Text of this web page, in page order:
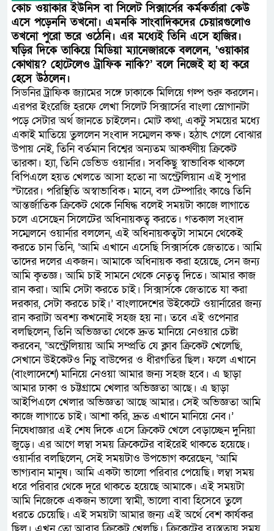
ফ্যাসিবাদবিরোধী আন্দোলনে
নিরপেক্ষ ও বিশ্বাসযোগ্য : প্রধানমন্ত্রী
বাগেরহাট মেডিকেল ফাউন্ডেশনের
কোচ ওয়াকার ইউনিস বা সিলেট সিক্সার্সের কর্মকর্তারা কেউ
এসে পড়েননি তখনো। এমনকি সাংবাদিকদের চেয়ারগুলোও
তখনো পুরো ভরে ওঠেনি। এর মধ্যেই তিনি এসে হাজির।
ঘড়ির দিকে তাকিয়ে মিডিয়া ম্যানেজারকে বললেন, ‘ওয়াকার
কোথায়? হোটেলেও ট্রাফিক নাকি?’ বলে নিজেই হা হা করে
হেসে উঠলেন।
সিডনির ট্রাফিক জ্যামের সঙ্গে ঢাকাকে মিলিয়ে গল্প শুরু করলেন।
এরপর ইংরেজি হরফে লেখা সিলেট সিক্সার্সের বাংলা স্লোগানটা
পড়ে সেটার অর্থ জানতে চাইলেন। মোট কথা, একটু সময়ের মধ্যে
একাই মাতিয়ে তুললেন সংবাদ সম্মেলন কক্ষ। হঠাৎ গেলে বোঝার
উপায় নেই, তিনি বর্তমান বিশ্বের অন্যতম আকর্ষণীয় ক্রিকেট
তারকা। হ্যা, তিনি ডেভিড ওয়ার্নার। সবকিছু স্বাভাবিক থাকলে
বিপিএলে হয়ত খেলতে আসা হতো না অস্ট্রেলিয়ান এই সুপার
স্টারের। পরিস্থিতি অস্বাভাবিক। মানে, বল টেম্পারিং কাণ্ডে তিনি
আন্তর্জাতিক ক্রিকেট থেকে নিষিদ্ধ বলেই সময়টা কাজে লাগাতে
চলে এসেছেন সিলেটের অধিনায়কত্ব করতে। গতকাল সংবাদ
সম্মেলনে ওয়ার্নার বললেন, এই অধিনায়কত্বটা সামনে থেকেই
করতে চান তিনি, ‘আমি এখানে এসেছি সিক্সার্সকে জেতাতে। আমি
তাদের দলের একজন। আমাকে অধিনায়ক করা হয়েছে, সেন জন্য
আমি কৃতজ্ঞ। আমি চাই সামনে থেকে নেতৃত্ব দিতে। আমার কাজ
রান করা। আমি সেটা করতে চাই। সিক্সার্সকে জেতাতে যা করা
দরকার, সেটা করতে চাই।’ বাংলাদেশের উইকেটে ওয়ার্নারের জন্য
রান করাটা অবশ্য কখনোই সহজ হয় না। তবে এই ওপেনার
বলছিলেন, তিনি অভিজ্ঞতা থেকে দ্রুত মানিয়ে নেওয়ার চেষ্টা
করবেন, ‘অস্ট্রেলিয়ায় আমি সম্প্রতি যে ক্লাব ক্রিকেট খেলেছি,
সেখানে উইকেটও নিচু বাউন্সের ও ধীরগতির ছিল। ফলে এখানে
(বাংলাদেশে) মানিয়ে নেওয়া আমার জন্য সহজ হবে। এ ছাড়া
আমার ঢাকা ও চট্টগ্রামে খেলার অভিজ্ঞতা আছে। এ ছাড়া
আইপিএলে খেলার অভিজ্ঞতা আছে আমার। সেই অভিজ্ঞতা আমি
কাজে লাগাতে চাই। আশা করি, দ্রুত এখানে মানিয়ে নেব।’
নিষেধাজ্ঞার এই শেষ দিকে এসে ক্রিকেট খেলে বেড়াচ্ছেন দুনিয়া
জুড়ে। এর আগে লম্বা সময় ক্রিকেটের বাইরেই থাকতে হয়েছে।
ওয়ার্নার বলছিলেন, সেই সময়টাও উপভোগ করেছেন, ‘আমি
ভাগ্যবান মানুষ। আমি একটা ভালো পরিবার পেয়েছি। লম্বা সময়
ধরে পরিবার থেকে দূরে থাকতে হয়েছে আমাকে। এই সময়টা
আমি নিজেকে একজন ভালো স্বামী, ভালো বাবা হিসেবে তুলে
ধরতে চেয়েছি। এই সময়টা আমার জন্য এই অর্থে বেশ কার্যকর